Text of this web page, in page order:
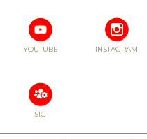
YOUTUBE INSTAGRAM
SIG